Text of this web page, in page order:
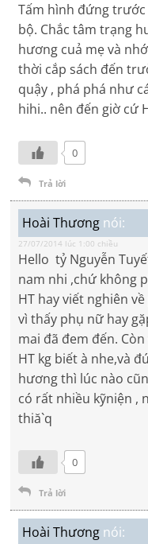
Tấm hình đứng
bộ. Chắc tâm trạng
hương cuả mẹ và
thời cắp sách đến
quậy , phá phá như
hihi.. nên đến giờ cứ
0
Trả lời
Hoài Thương nói:
27/07/2014 lúc 1:00 chiều
Hello tỷ Nguyễn
nam nhi ,chứ không
HT hay viết nghiên
vì thấy phụ nữ hay
mai đã đem đến.
HT kg biết à nhe,và
hương thì lúc nào
có rất nhiều kỹniện ,
thiă`q
0
Trả lời
Hoài Thương nói: